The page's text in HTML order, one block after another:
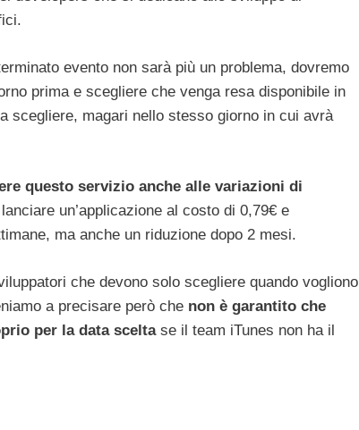
evento non sarà più un problema, dovremo
prima e scegliere che venga resa disponibile in
scegliere, magari nello stesso giorno in cui avrà
questo servizio anche alle variazioni di
un’applicazione al costo di 0,79€ e
ma anche un riduzione dopo 2 mesi.
che devono solo scegliere quando vogliono
a precisare però che non è garantito che
per la data sceltase il team iTunes non ha il